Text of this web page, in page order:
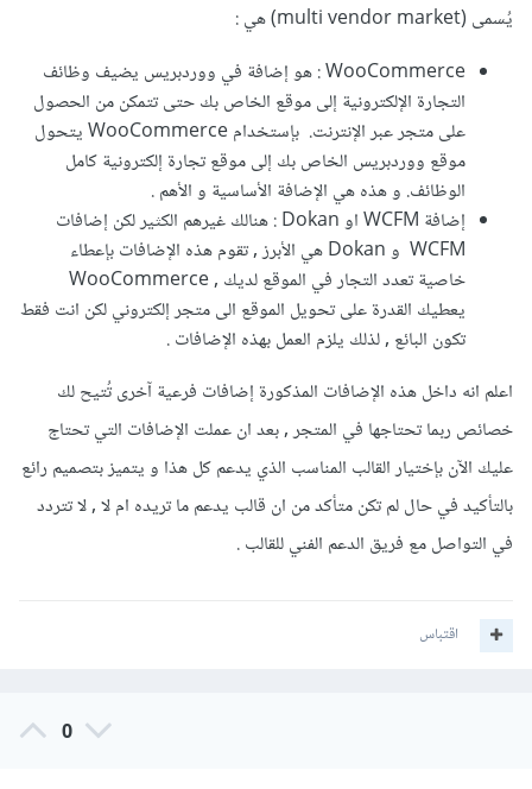
يُسمى (multi vendor market) هي :
WooCommerce : هو إضافة في ووردبريس يضيف وظائف
التجارة الإلكترونية إلى موقع الخاص بك حتى تتمكن من الحصول
على متجر عبر الإنترنت. بإستخدام WooCommerce يتحول
موقع ووردبريس الخاص بك إلى موقع تجارة إلكترونية كامل
الوظائف. و هذه هي الإضافة الأساسية و الأهم .
إضافة WCFM او Dokan : هنالك غيرهم الكثير لكن إضافات
WCFM و Dokan هي الأبرز , تقوم هذه الإضافات بإعطاء
خاصية تعدد التجار في الموقع لديك , WooCommerce
يعطيك القدرة على تحويل الموقع الى متجر إلكتروني لكن انت فقط
تكون البائع , لذلك يلزم العمل بهذه الإضافات .
اعلم انه داخل هذه الإضافات المذكورة إضافات فرعية آخرى تُتيح لك
خصائص ربما تحتاجها في المتجر , بعد ان عملت الإضافات التي تحتاج
عليك الآن بإختيار القالب المناسب الذي يدعم كل هذا و يتميز بتصميم رائع
بالتأكيد في حال لم تكن متأكد من ان قالب يدعم ما تريده ام لا , لا تتردد
في التواصل مع فريق الدعم الفني للقالب .
اقتباس
0